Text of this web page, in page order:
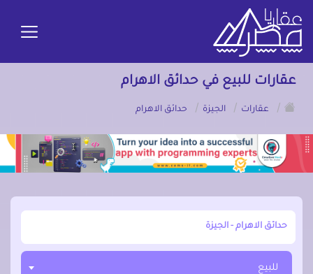
عقارات للبيع في حدائق الاهرام
/
عقارات / الجيزة / حدائق الاهرام
أبحث عن مدينة, محافظة, حي
للبيع